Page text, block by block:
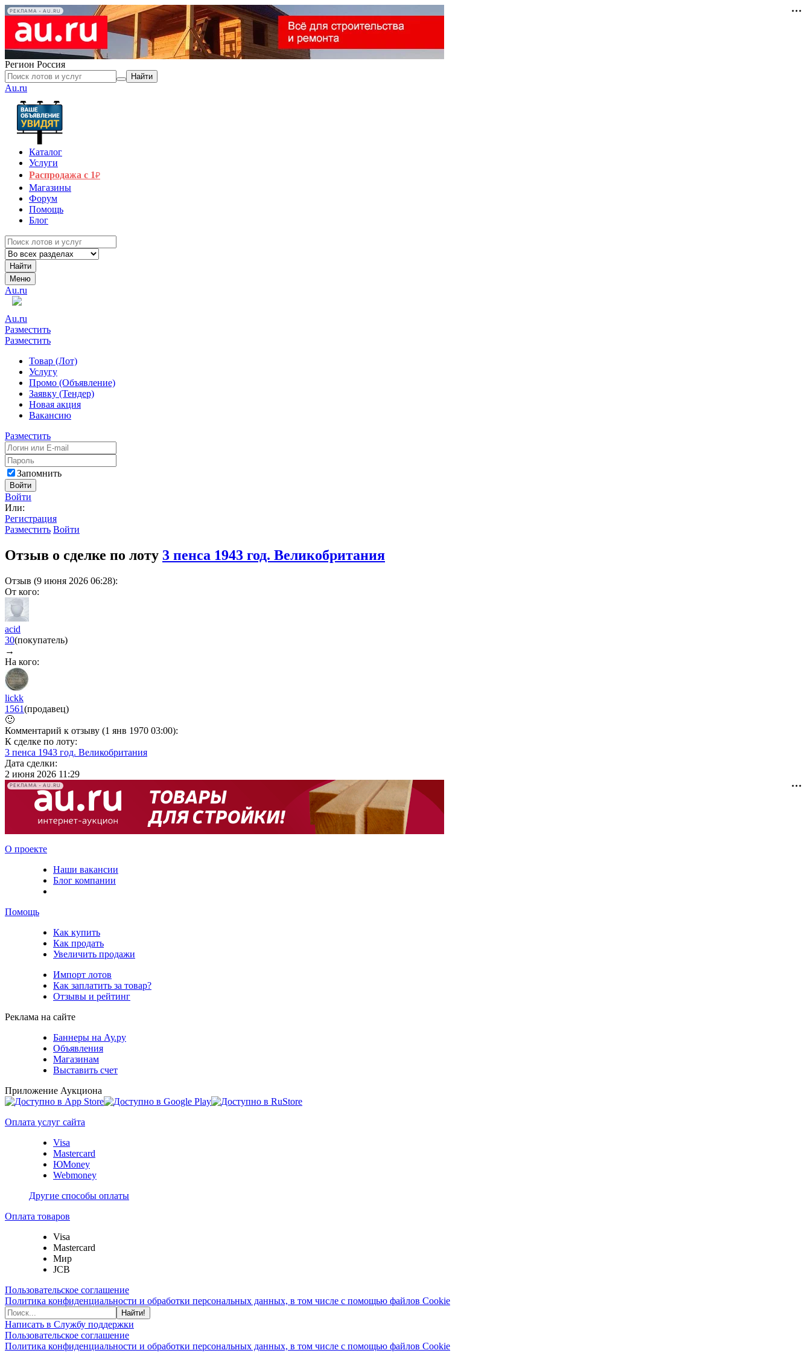
РЕКЛАМА • AU.RU
Регион Россия
Найти
Au.ru
Каталог
Услуги
Распродажа с 1₽
Магазины
Форум
Помощь
Блог
Найти
Меню
Au.ru
Au.ru
Разместить
Разместить
Товар (Лот)
Услугу
Промо (Объявление)
Заявку (Тендер)
Новая акция
Вакансию
Разместить
Запомнить
Войти
Войти
Или:
Регистрация
Разместить Войти
Отзыв о сделке по лоту 3 пенса 1943 год. Великобритания
Отзыв (9 июня 2026 06:28):
От кого:
acid
30(покупатель)
→
На кого:
lickk
1561(продавец)
🙂
Комментарий к отзыву (1 янв 1970 03:00):
К сделке по лоту:
3 пенса 1943 год. Великобритания
Дата сделки:
2 июня 2026 11:29
РЕКЛАМА • AU.RU
О проекте
Наши вакансии
Блог компании
Помощь
Как купить
Как продать
Увеличить продажи
Импорт лотов
Как заплатить за товар?
Отзывы и рейтинг
Реклама на сайте
Баннеры на Ау.ру
Объявления
Магазинам
Выставить счет
Приложение Аукциона
Оплата услуг сайта
Visa
Mastercard
ЮMoney
Webmoney
Другие способы оплаты
Оплата товаров
Visa
Mastercard
Мир
JCB
Пользовательское соглашение
Политика конфиденциальности и обработки персональных данных, в том числе с помощью файлов Cookie
Найти!
Написать в Службу поддержки
Пользовательское соглашение
Политика конфиденциальности и обработки персональных данных, в том числе с помощью файлов Cookie